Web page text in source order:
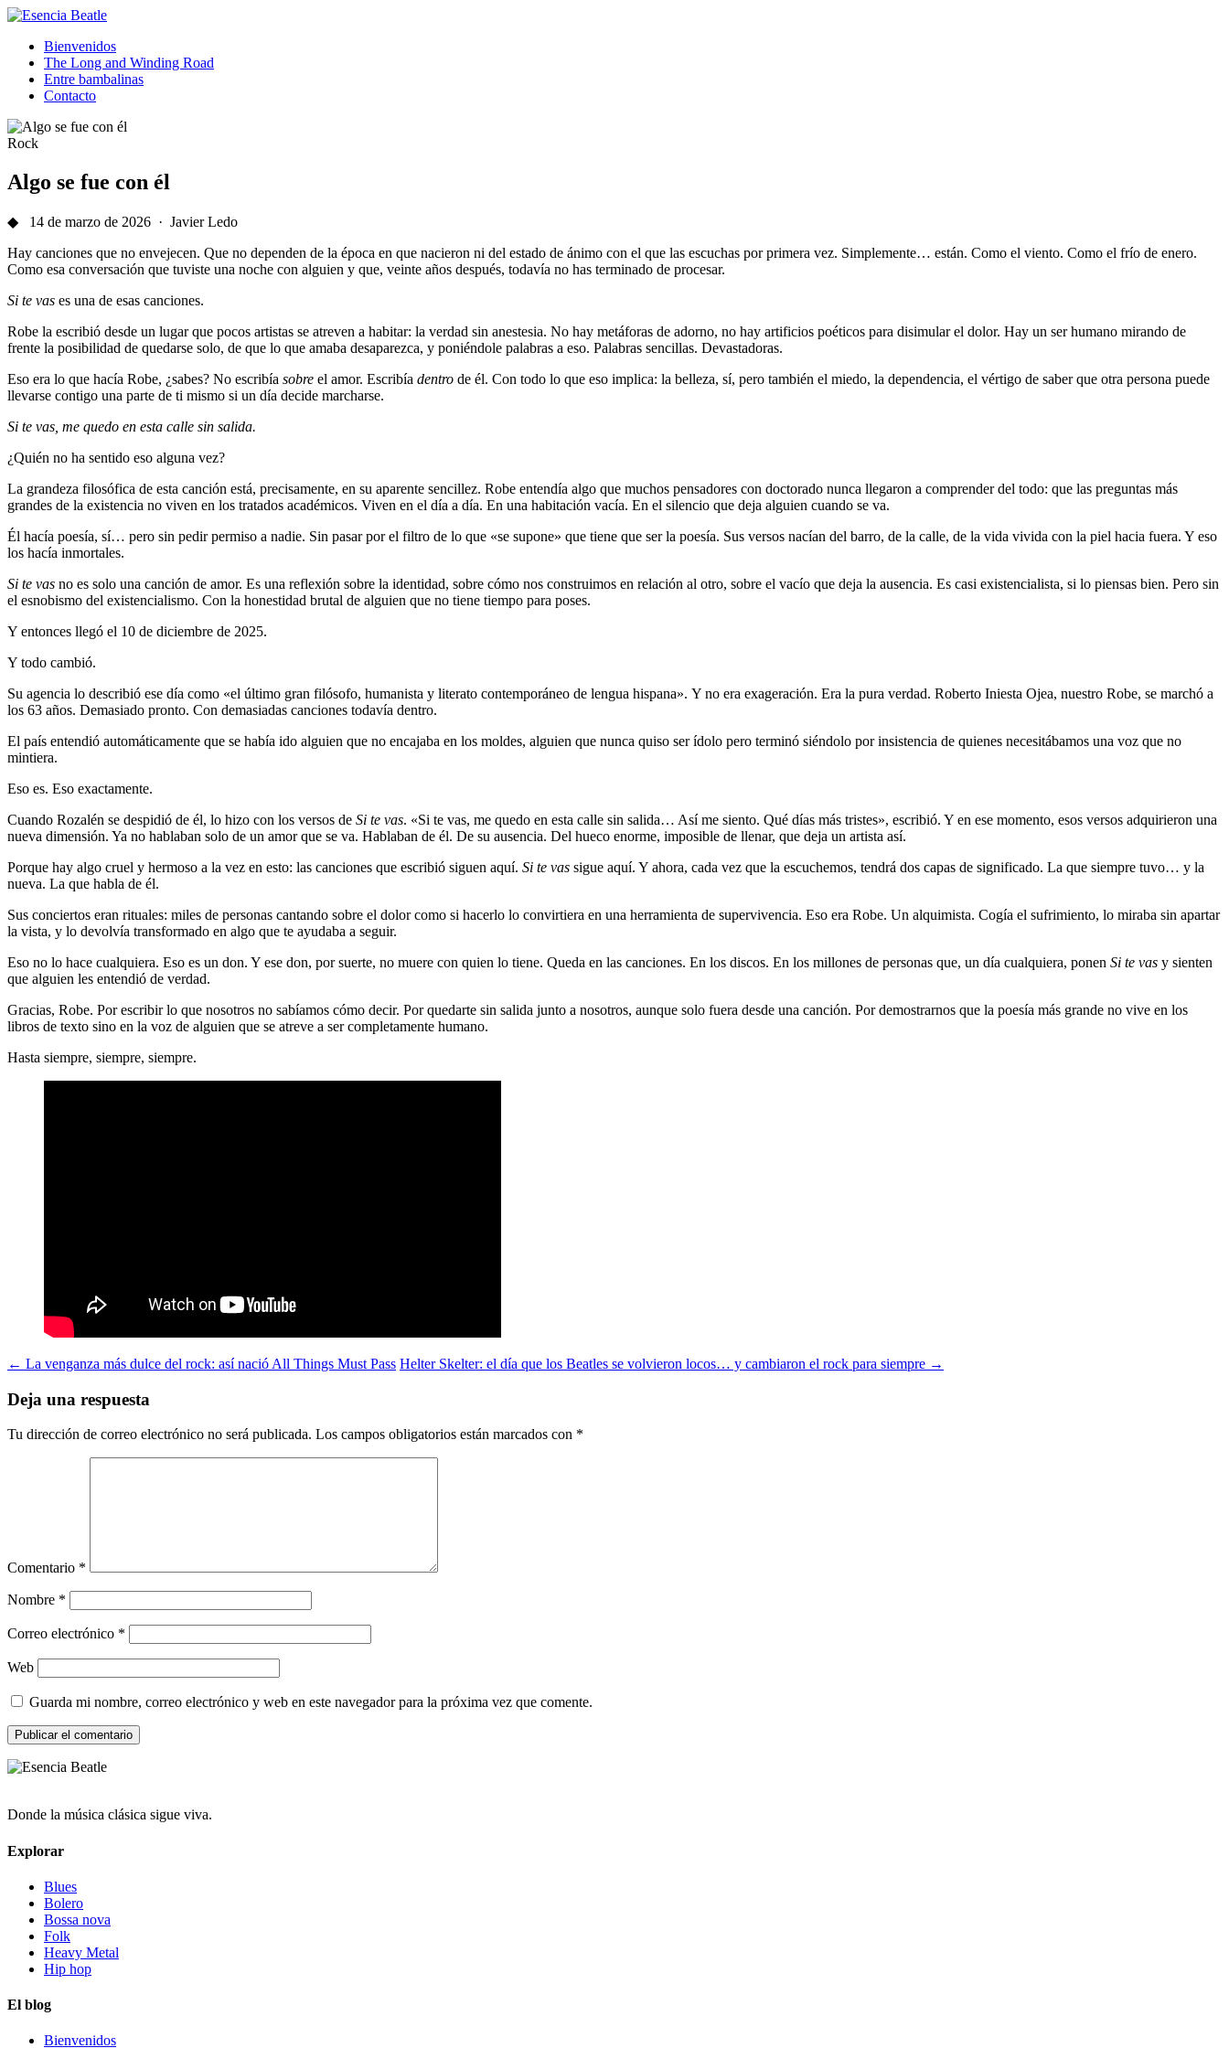
Bienvenidos
The Long and Winding Road
Entre bambalinas
Contacto
Rock
Algo se fue con él
◆ 14 de marzo de 2026 · Javier Ledo
Hay canciones que no envejecen. Que no dependen de la época en que nacieron ni del estado de ánimo con el que las escuchas por primera vez. Simplemente… están. Como el viento. Como el frío de enero.
Como esa conversación que tuviste una noche con alguien y que, veinte años después, todavía no has terminado de procesar.
Si te vas es una de esas canciones.
Robe la escribió desde un lugar que pocos artistas se atreven a habitar: la verdad sin anestesia. No hay metáforas de adorno, no hay artificios poéticos para disimular el dolor. Hay un ser humano mirando de
frente la posibilidad de quedarse solo, de que lo que amaba desaparezca, y poniéndole palabras a eso. Palabras sencillas. Devastadoras.
Eso era lo que hacía Robe, ¿sabes? No escribía sobre el amor. Escribía dentro de él. Con todo lo que eso implica: la belleza, sí, pero también el miedo, la dependencia, el vértigo de saber que otra persona puede
llevarse contigo una parte de ti mismo si un día decide marcharse.
Si te vas, me quedo en esta calle sin salida.
¿Quién no ha sentido eso alguna vez?
La grandeza filosófica de esta canción está, precisamente, en su aparente sencillez. Robe entendía algo que muchos pensadores con doctorado nunca llegaron a comprender del todo: que las preguntas más
grandes de la existencia no viven en los tratados académicos. Viven en el día a día. En una habitación vacía. En el silencio que deja alguien cuando se va.
Él hacía poesía, sí… pero sin pedir permiso a nadie. Sin pasar por el filtro de lo que «se supone» que tiene que ser la poesía. Sus versos nacían del barro, de la calle, de la vida vivida con la piel hacia fuera. Y eso
los hacía inmortales.
Si te vas no es solo una canción de amor. Es una reflexión sobre la identidad, sobre cómo nos construimos en relación al otro, sobre el vacío que deja la ausencia. Es casi existencialista, si lo piensas bien. Pero sin
el esnobismo del existencialismo. Con la honestidad brutal de alguien que no tiene tiempo para poses.
Y entonces llegó el 10 de diciembre de 2025.
Y todo cambió.
Su agencia lo describió ese día como «el último gran filósofo, humanista y literato contemporáneo de lengua hispana». Y no era exageración. Era la pura verdad. Roberto Iniesta Ojea, nuestro Robe, se marchó a
los 63 años. Demasiado pronto. Con demasiadas canciones todavía dentro.
El país entendió automáticamente que se había ido alguien que no encajaba en los moldes, alguien que nunca quiso ser ídolo pero terminó siéndolo por insistencia de quienes necesitábamos una voz que no
mintiera.
Eso es. Eso exactamente.
Cuando Rozalén se despidió de él, lo hizo con los versos de Si te vas. «Si te vas, me quedo en esta calle sin salida… Así me siento. Qué días más tristes», escribió. Y en ese momento, esos versos adquirieron una
nueva dimensión. Ya no hablaban solo de un amor que se va. Hablaban de él. De su ausencia. Del hueco enorme, imposible de llenar, que deja un artista así.
Porque hay algo cruel y hermoso a la vez en esto: las canciones que escribió siguen aquí. Si te vas sigue aquí. Y ahora, cada vez que la escuchemos, tendrá dos capas de significado. La que siempre tuvo… y la
nueva. La que habla de él.
Sus conciertos eran rituales: miles de personas cantando sobre el dolor como si hacerlo lo convirtiera en una herramienta de supervivencia. Eso era Robe. Un alquimista. Cogía el sufrimiento, lo miraba sin apartar
la vista, y lo devolvía transformado en algo que te ayudaba a seguir.
Eso no lo hace cualquiera. Eso es un don. Y ese don, por suerte, no muere con quien lo tiene. Queda en las canciones. En los discos. En los millones de personas que, un día cualquiera, ponen Si te vas y sienten
que alguien les entendió de verdad.
Gracias, Robe. Por escribir lo que nosotros no sabíamos cómo decir. Por quedarte sin salida junto a nosotros, aunque solo fuera desde una canción. Por demostrarnos que la poesía más grande no vive en los
libros de texto sino en la voz de alguien que se atreve a ser completamente humano.
Hasta siempre, siempre, siempre.
← La venganza más dulce del rock: así nació All Things Must Pass Helter Skelter: el día que los Beatles se volvieron locos… y cambiaron el rock para siempre →
Deja una respuesta
Tu dirección de correo electrónico no será publicada. Los campos obligatorios están marcados con *
Comentario *
Nombre *
Correo electrónico *
Web
Guarda mi nombre, correo electrónico y web en este navegador para la próxima vez que comente.
Donde la música clásica sigue viva.
Explorar
Blues
Bolero
Bossa nova
Folk
Heavy Metal
Hip hop
El blog
Bienvenidos